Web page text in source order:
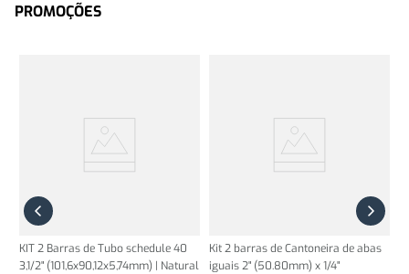
PROMOÇÕES
KIT 2 Barras de Tubo schedule 40
3,1/2" (101,6x90,12x5,74mm) | Natural
Kit 2 barras de Cantoneira de abas
iguais 2" (50.80mm) x 1/4"